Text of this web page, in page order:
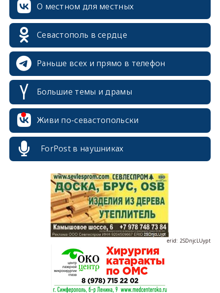
О местном для местных
Севастополь в сердце
Раньше всех и прямо в телефон
Большие темы и драмы
Живи по-севастопольски
ForPost в наушниках
erid: 2SDnjcrDNw6
erid: 2SDnjcLUypt